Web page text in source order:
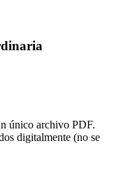
único archivo PDF.
digitalmente (no se